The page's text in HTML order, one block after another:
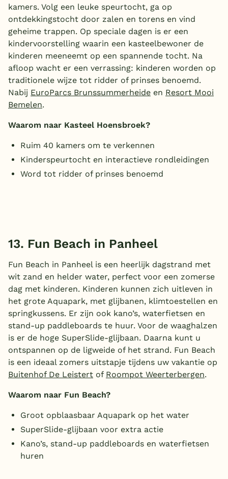
kamers. Volg een leuke speurtocht, ga op
ontdekkingstocht door zalen en torens en vind
geheime trappen. Op speciale dagen is er een
kindervoorstelling waarin een kasteelbewoner de
kinderen meeneemt op een spannende tocht. Na
afloop wacht er een verrassing: kinderen worden op
traditionele wijze tot ridder of prinses benoemd.
Nabij EuroParcs Brunssummerheide en Resort Mooi
Bemelen.
Waarom naar Kasteel Hoensbroek?
Ruim 40 kamers om te verkennen
Kinderspeurtocht en interactieve rondleidingen
Word tot ridder of prinses benoemd
13. Fun Beach in Panheel
Fun Beach in Panheel is een heerlijk dagstrand met
wit zand en helder water, perfect voor een zomerse
dag met kinderen. Kinderen kunnen zich uitleven in
het grote Aquapark, met glijbanen, klimtoestellen en
springkussens. Er zijn ook kano’s, waterfietsen en
stand-up paddleboards te huur. Voor de waaghalzen
is er de hoge SuperSlide-glijbaan. Daarna kunt u
ontspannen op de ligweide of het strand. Fun Beach
is een ideaal zomers uitstapje tijdens uw vakantie op
Buitenhof De Leistert of Roompot Weerterbergen.
Waarom naar Fun Beach?
Groot opblaasbaar Aquapark op het water
SuperSlide-glijbaan voor extra actie
Kano’s, stand-up paddleboards en waterfietsen
huren